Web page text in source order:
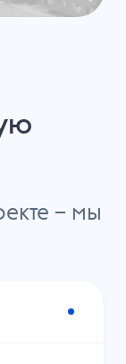
– мы